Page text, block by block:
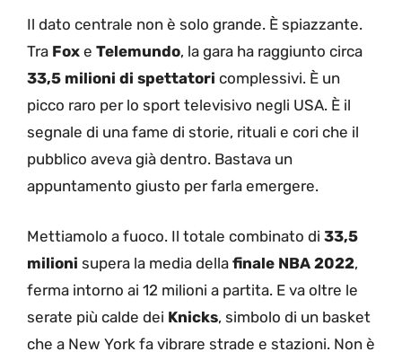
Il dato centrale non è solo grande. È spiazzante.
Tra Fox e Telemundo, la gara ha raggiunto circa
33,5 milioni di spettatori complessivi. È un
picco raro per lo sport televisivo negli USA. È il
segnale di una fame di storie, rituali e cori che il
pubblico aveva già dentro. Bastava un
appuntamento giusto per farla emergere.
Mettiamolo a fuoco. Il totale combinato di 33,5
milioni supera la media della finale NBA 2022,
ferma intorno ai 12 milioni a partita. E va oltre le
serate più calde dei Knicks, simbolo di un basket
che a New York fa vibrare strade e stazioni. Non è